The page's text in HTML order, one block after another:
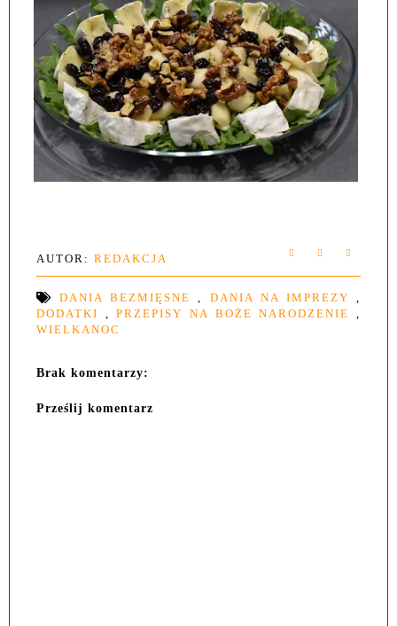
AUTOR: REDAKCJA
DANIA BEZMIĘSNE, DANIA NA IMPREZY,
DODATKI ,PRZEPISY NA BOŻE NARODZENIE,
WIELKANOC
Brak komentarzy:
Prześlij komentarz